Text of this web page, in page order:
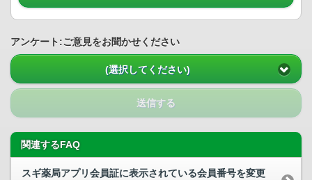
アンケート:ご意見をお聞かせください
(選択してください)
送信する
関連するFAQ
スギ薬局アプリ会員証に表示されている会員番号を変更